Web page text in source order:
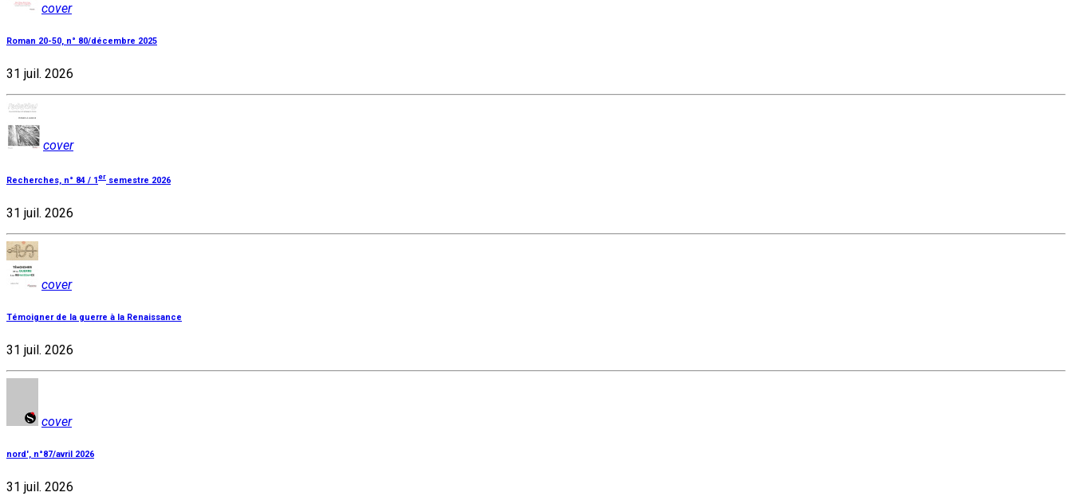
cover
Roman 20-50, n° 80/décembre 2025
31 juil. 2026
cover
Recherches, n° 84 / 1er semestre 2026
31 juil. 2026
cover
Témoigner de la guerre à la Renaissance
31 juil. 2026
cover
nord', n°87/avril 2026
31 juil. 2026